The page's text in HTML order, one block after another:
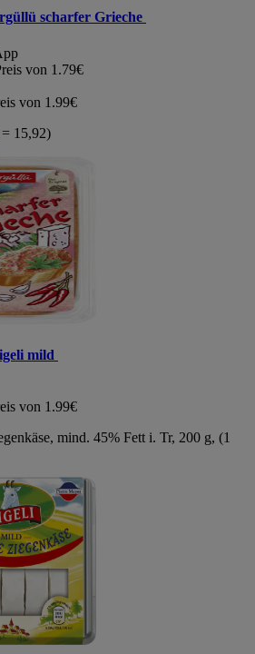
scharfer Grieche
von 1.79€
von 1.99€
15,92)
mild
von 1.99€
mind. 45% Fett i. Tr, 200 g, (1